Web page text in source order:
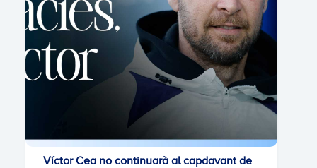
Víctor Cea no continuarà al capdavant de